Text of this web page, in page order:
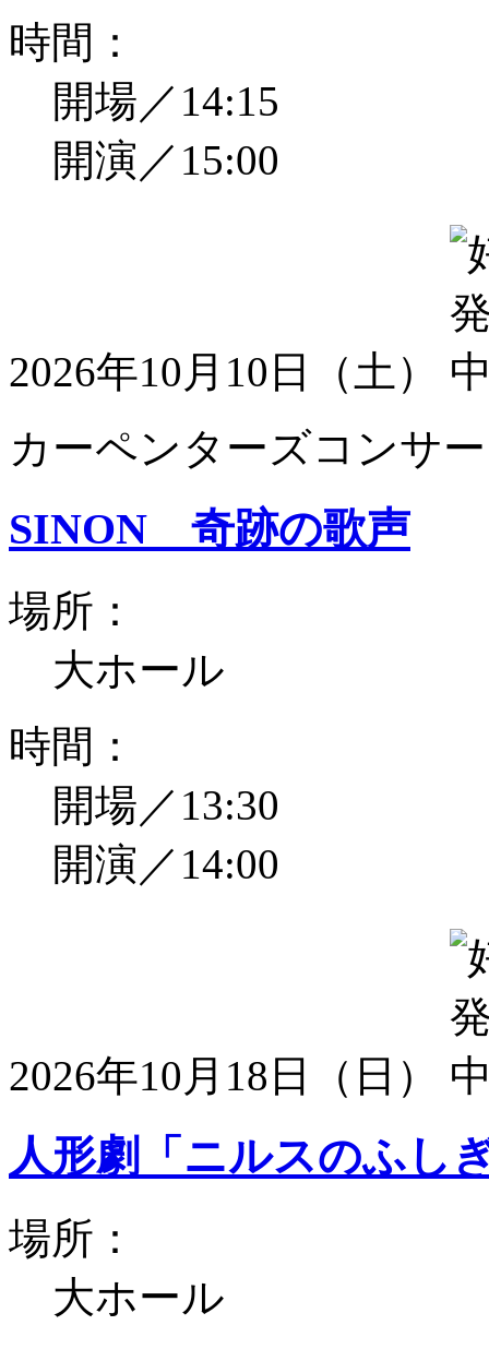
時間：
開場／14:15
開演／15:00
2026年10月10日（土）
カーペンターズコンサ
SINON 奇跡の歌声
場所：
大ホール
時間：
開場／13:30
開演／14:00
2026年10月18日（日）
人形劇「ニルスのふし
場所：
大ホール